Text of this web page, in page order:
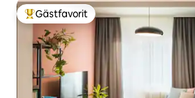
Populär gästfavorit
Gästfavorit